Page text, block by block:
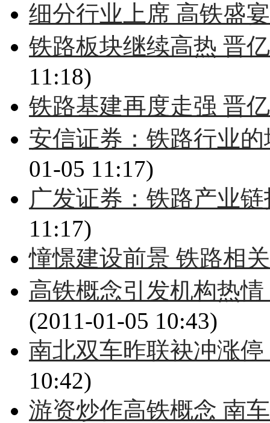
细分行业上席 高铁盛
铁路板块继续高热 晋
11:18)
铁路基建再度走强 晋
安信证券：铁路行业
01-05 11:17)
广发证券：铁路产业
11:17)
憧憬建设前景 铁路相
高铁概念引发机构热
(2011-01-05 10:43)
南北双车昨联袂冲涨
10:42)
游资炒作高铁概念 南